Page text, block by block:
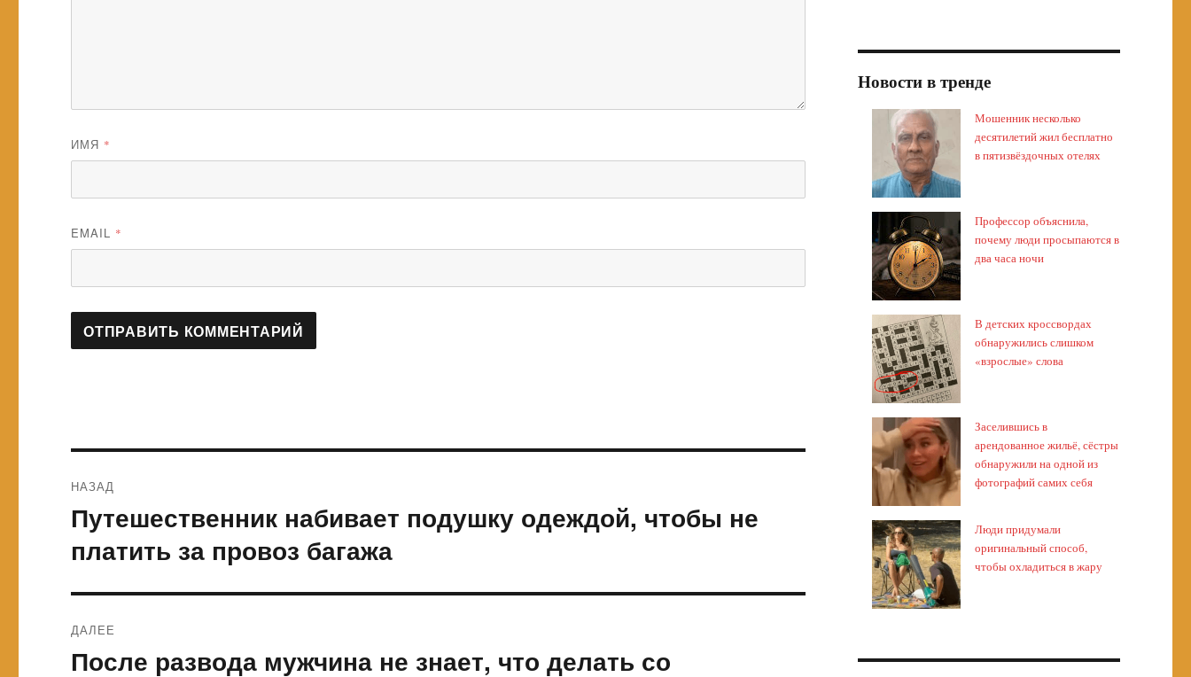
ИМЯ *
EMAIL *
по
записям
НАЗАД
Предыдущая
запись:
Путешественник набивает подушку одеждой, чтобы не
платить за провоз багажа
ДАЛЕЕ
Следующая
После развода мужчина не знает, что делать со
Новости в тренде
Мошенник несколько
десятилетий жил бесплатно
в пятизвёздочных отелях
Профессор объяснила,
почему люди просыпаются в
два часа ночи
В детских кроссвордах
обнаружились слишком
«взрослые» слова
Заселившись в
арендованное жильё, сёстры
обнаружили на одной из
фотографий самих себя
Люди придумали
оригинальный способ,
чтобы охладиться в жару